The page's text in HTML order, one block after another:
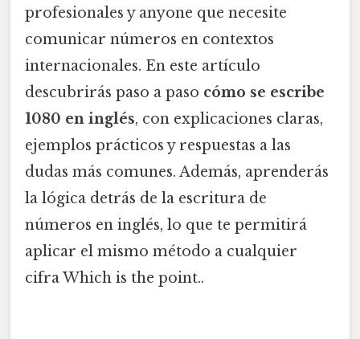
profesionales y anyone que necesite
comunicar números en contextos
internacionales. En este artículo
descubrirás paso a paso cómo se escribe
1080 en inglés, con explicaciones claras,
ejemplos prácticos y respuestas a las
dudas más comunes. Además, aprenderás
la lógica detrás de la escritura de
números en inglés, lo que te permitirá
aplicar el mismo método a cualquier
cifra Which is the point..